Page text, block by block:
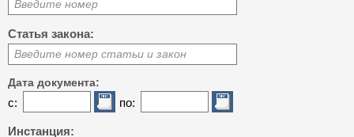
Введите номер
Статья закона:
Введите номер статьи и закон
Дата документа:
с: по:
Инстанция: